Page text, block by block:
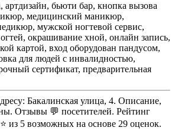
артдизайн, бьюти бар, кнопка вызова
медицинский маникюр,
мужской ногтевой сервис,
окрашивание хной, онлайн запись,
картой, вход оборудован пандусом,
для людей с инвалидностью,
сертификат, предварительная
Бакалинская улица, 4. Описание,
Отзывы 💬 посетителей. Рейтинг
из 5 возможных на основе 29 оценок.